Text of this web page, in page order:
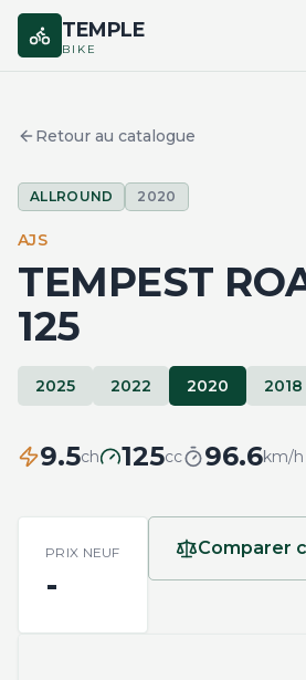
TEMPLE
BIKE
MARQUES
COMPARER
Retour au catalogue
ALLROUND 2020
AJS
TEMPEST
125
2025 2022 2020 2018
9.5ch 125cc 96.6km/h
PRIX NEUF
-
Comparer